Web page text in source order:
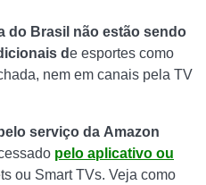
do Brasil não estão sendo
de esportes como
nem em canais pela TV
serviço da Amazon
pelo aplicativo ou
ou Smart TVs. Veja como